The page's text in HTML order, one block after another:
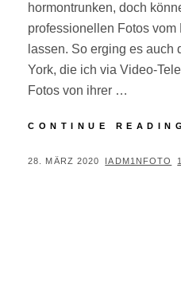
hormontrunken, doch
professionellen Fotos
lassen. So erging es auch
York, die ich via Video-
Fotos von ihrer …
CONTINUE READING
POSTED
28. MÄRZ 2020 BY
IADM1NFOTO